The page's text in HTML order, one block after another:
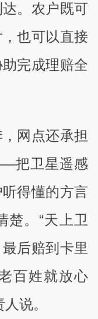
。农户既可
也可以直接
完成理赔全
网点还承担
把卫星遥感
得懂的方言
楚。“天上卫
后赔到卡里
百姓就放心
说。